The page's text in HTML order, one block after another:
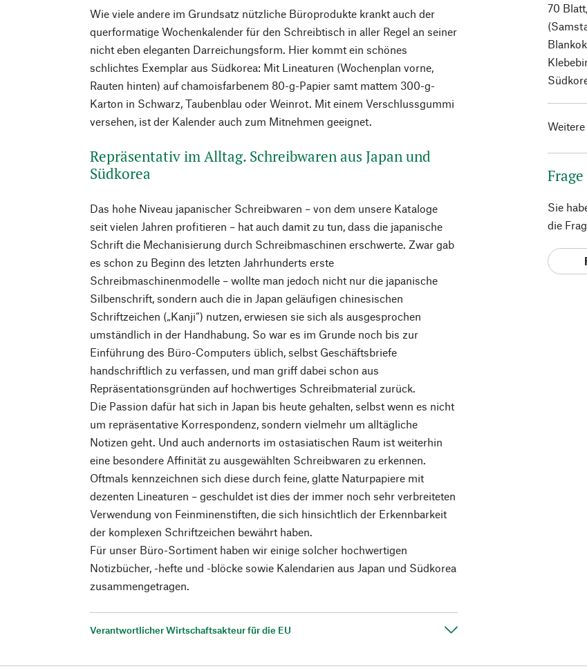
Wie viele andere im Grundsatz nützliche Büroprodukte krankt auch der
querformatige Wochenkalender für den Schreibtisch in aller Regel an seiner
nicht eben eleganten Darreichungsform. Hier kommt ein schönes
schlichtes Exemplar aus Südkorea: Mit Lineaturen (Wochenplan vorne,
Rauten hinten) auf chamoisfarbenem 80-g-Papier samt mattem 300-g-
Karton in Schwarz, Taubenblau oder Weinrot. Mit einem Verschlussgummi
versehen, ist der Kalender auch zum Mitnehmen geeignet.
Repräsentativ im Alltag. Schreibwaren aus Japan und
Südkorea
Das hohe Niveau japanischer Schreibwaren – von dem unsere Kataloge
seit vielen Jahren profitieren – hat auch damit zu tun, dass die japanische
Schrift die Mechanisierung durch Schreibmaschinen erschwerte. Zwar gab
es schon zu Beginn des letzten Jahrhunderts erste
Schreibmaschinenmodelle – wollte man jedoch nicht nur die japanische
Silbenschrift, sondern auch die in Japan geläufigen chinesischen
Schriftzeichen („Kanji“) nutzen, erwiesen sie sich als ausgesprochen
umständlich in der Handhabung. So war es im Grunde noch bis zur
Einführung des Büro-Computers üblich, selbst Geschäftsbriefe
handschriftlich zu verfassen, und man griff dabei schon aus
Repräsentationsgründen auf hochwertiges Schreibmaterial zurück.
Die Passion dafür hat sich in Japan bis heute gehalten, selbst wenn es nicht
um repräsentative Korrespondenz, sondern vielmehr um alltägliche
Notizen geht. Und auch andernorts im ostasiatischen Raum ist weiterhin
eine besondere Affinität zu ausgewählten Schreibwaren zu erkennen.
Oftmals kennzeichnen sich diese durch feine, glatte Naturpapiere mit
dezenten Lineaturen – geschuldet ist dies der immer noch sehr verbreiteten
Verwendung von Feinminenstiften, die sich hinsichtlich der Erkennbarkeit
der komplexen Schriftzeichen bewährt haben.
Für unser Büro-Sortiment haben wir einige solcher hochwertigen
Notizbücher, -hefte und -blöcke sowie Kalendarien aus Japan und Südkorea
zusammengetragen.
Verantwortlicher Wirtschaftsakteur für die EU
70
Sie
die